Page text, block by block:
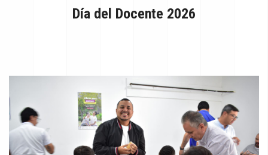
Día del Docente 2026